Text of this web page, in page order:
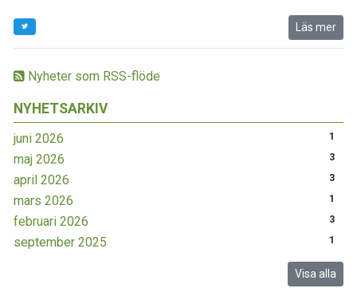
Nyheter som RSS-flöde
NYHETSARKIV
juni 2026 1
maj 2026 3
april 2026 3
mars 2026 1
februari 2026 3
september 2025 1
Visa alla
Läs mer